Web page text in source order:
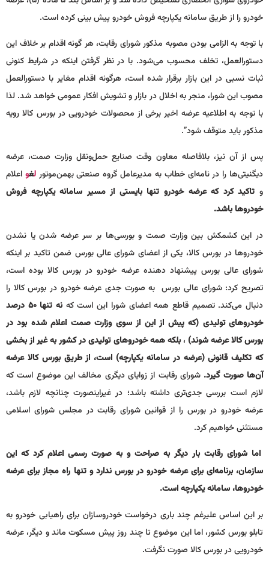
خودرو را از طریق سامانه یکپارچه فروش خودرو پیش بینی کرده است.
با توجه به الزامی بودن مصوبه مذکور شورای رقابت، هر گونه اقدام بر خلاف این
دستورالعمل، تخلف محسوب می‌شود. با در نظر گرفتن اینکه در شرایط کنونی
ثبات نسبی در این بازار برقرار شده است، هرگونه اقدام مغایر با دستورالعمل
مصوب این شورا، منجر به اخلال در بازار و تشویش افکار عمومی خواهد شد. لذا
با توجه به اطلاعیه عرضه اخیر برخی از محصولات خودرویی در بورس کالا رویه
مذکور باید متوقف شود”.
پس از آن نیز، بلافاصله معاون وقت صنایع حمل‌ونقل وزارت صمت، عرضه
دیگنیتی‌ها را در نامه‌ای خطاب به مدیرعامل گروه صنعتی بهمن‌موتورل غواعلام
و تاکید کرد که عرضه‌ خودرو تنها بایستی از مسیر سامانه یکپارچه فروش
خودروها باشد.
در این کشمکش بین وزارت صمت و بورسی‌ها بر سر عرضه شدن یا نشدن
خودروها در بورس کالا، یکی از اعضای شورای عالی بورس ضمن تاکید بر اینکه
شورای عالی بورس پیشنهاد دهنده‌ عرضه خودرو در بورس کالا بوده است،
تصریح کرد: شورای عالی بورس به صورت جدی عرضه خودرو در بورس کالا را
دنبال می‌کند. تصمیم قاطع همه اعضای شورا این است که
نه تنها ۵۰ درصد
خودروهای تولیدی (که پیش از این از سوی وزارت صمت اعلام شده بود در
بورس کالا عرضه شوند)،بلکه همه خودروهای تولیدی در کشور به غیر از بخشی
که تکلیف قانونی (عرضه در سامانه یکپارچه) است، از طریق بورس کالا عرضه
آن‌ها صورت گیرد.شورای رقابت از زوایای دیگری مخالف این موضوع است که
لازم است بررسی جدی‌تری داشته باشد؛ در غیراینصورت چنانچه لازم باشد،
عرضه خودرو در بورس را از قوانین شورای رقابت در مجلس شورای اسلامی
مستثنی خواهیم کرد.
اما شورای رقابت بار دیگر به صراحت و به‌ صورت رسمی اعلام کرد که این
سازمان، برنامه‌ای برای عرضه خودرو در بورس ندارد و تنها راه مجاز برای عرضه
خودروها، سامانه یکپارچه است.
بر این اساس علیرغم چند باری درخواست خودروسازان برای راهیابی خودرو به
تابلو بورس کشور، اما این موضوع تا چند روز پیش مسکوت ماند و دیگر، عرضه‌
خودرویی در بورس کالا صورت نگرفت.